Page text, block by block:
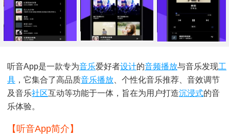
听音App是一款专为音乐爱好者设计的音频播放与音乐发现工
具 ，它集合了高品质音乐播放 、个性化音乐推荐、音效调节
及音乐社区互动等功能于一体，旨在为用户打造沉浸式的音
乐体验。
【听音app简介】